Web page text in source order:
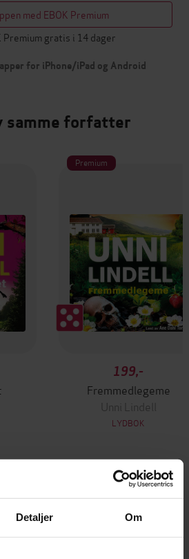
Detaljer Om
med EBOK Premium
Premium gratis i 14 dager
for iPhone/iPad og Android
samme forfatter
Premium
199,-
Fremmedlegeme
Unni Lindell
LYDBOK
kjøpt
Første gang på tilbud